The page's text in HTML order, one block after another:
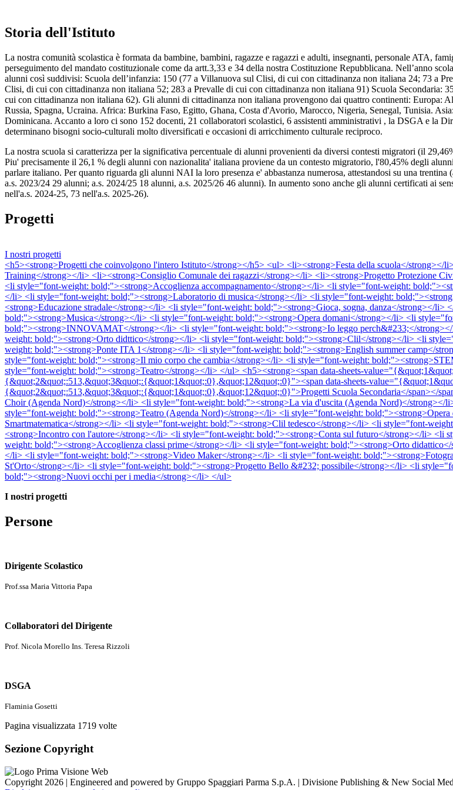
Storia dell'Istituto
La nostra comunità scolastica è formata da bambine, bambini, ragazze e ragazzi e adulti, insegnanti, personale ATA,
perseguimento del mandato costituzionale come da artt.3,33 e 34 della nostra Costituzione Repubblicana. Nell’anno
alunni così suddivisi: Scuola dell’infanzia: 150 (77 a Villanuova sul Clisi, di cui con cittadinanza non italiana 24; 73 a
Clisi, di cui con cittadinanza non italiana 52; 283 a Prevalle di cui con cittadinanza non italiana 91) Scuola
cui con cittadinanza non italiana 62). Gli alunni di cittadinanza non italiana provengono dai quattro continenti:
Russia, Spagna, Ucraina. Africa: Burkina Faso, Egitto, Ghana, Costa d'Avorio, Marocco, Nigeria, Senegal, Tunisia.
Dominicana. Accanto a loro ci sono 152 docenti, 21 collaboratori scolastici, 6 assistenti amministrativi , la DSGA e la
determinano bisogni socio-culturali molto diversificati e occasioni di arricchimento culturale reciproco.
La nostra scuola si caratterizza per la significativa percentuale di alunni provenienti da diversi contesti migratori (il
Piu' precisamente il 26,1 % degli alunni con nazionalita' italiana proviene da un contesto migratorio, l'80,45% degli
parlare italiano. Per quanto riguarda gli alunni NAI la loro presenza e' abbastanza numerosa, attestandosi su una
a.s. 2023/24 29 alunni; a.s. 2024/25 18 alunni, a.s. 2025/26 46 alunni). In aumento sono anche gli alunni certificati ai
nell'a.s. 2024-25, 73 nell'a.s. 2025-26).
Progetti
I nostri progetti
<h5><strong>Progetti che coinvolgono l'intero Istituto</strong></h5> <ul> <li><strong>Festa della scuola</
Training</strong></li> <li><strong>Consiglio Comunale dei ragazzi</strong></li> <li><strong>Progetto Protezione
<li style="font-weight: bold;"><strong>Accoglienza accompagnamento</strong></li> <li style="font-weight:
</li> <li style="font-weight: bold;"><strong>Laboratorio di musica</strong></li> <li style="font-weight:
<strong>Educazione stradale</strong></li> <li style="font-weight: bold;"><strong>Gioca, sogna, danza</strong></
bold;"><strong>Musica</strong></li> <li style="font-weight: bold;"><strong>Opera domani</strong></li> <li
bold;"><strong>INNOVAMAT</strong></li> <li style="font-weight: bold;"><strong>Io leggo perch&#233;</
weight: bold;"><strong>Orto didttico</strong></li> <li style="font-weight: bold;"><strong>Clil</strong></li> <li
weight: bold;"><strong>Ponte ITA 1</strong></li> <li style="font-weight: bold;"><strong>English summer camp</
style="font-weight: bold;"><strong>Il mio corpo che cambia</strong></li> <li style="font-weight:
style="font-weight: bold;"><strong>Teatro</strong></li> </ul> <h5><strong><span data-sheets-
{&quot;2&quot;:513,&quot;3&quot;:{&quot;1&quot;:0},&quot;12&quot;:0}"><span data-sheets-
{&quot;2&quot;:513,&quot;3&quot;:{&quot;1&quot;:0},&quot;12&quot;:0}">Progetti Scuola Secondaria</span></
Choir (Agenda Nord)</strong></li> <li style="font-weight: bold;"><strong>La via d'uscita (Agenda Nord)</
style="font-weight: bold;"><strong>Teatro (Agenda Nord)</strong></li> <li style="font-weight:
Smartmatematica</strong></li> <li style="font-weight: bold;"><strong>Clil tedesco</strong></li> <li style="font-
<strong>Incontro con l'autore</strong></li> <li style="font-weight: bold;"><strong>Conta sul futuro</strong></li>
weight: bold;"><strong>Accoglienza classi prime</strong></li> <li style="font-weight: bold;"><strong>Orto
</li> <li style="font-weight: bold;"><strong>Video Maker</strong></li> <li style="font-weight:
St'Orto</strong></li> <li style="font-weight: bold;"><strong>Progetto Bello &#232; possibile</strong></li> <li
bold;"><strong>Nuovi occhi per i media</strong></li> </ul>
I nostri progetti
Persone
Dirigente Scolastico
Prof.ssa Maria Vittoria Papa
Collaboratori del Dirigente
Prof. Nicola Morello Ins. Teresa Rizzoli
DSGA
Flaminia Gosetti
Pagina visualizzata 1719 volte
Sezione Copyright
Copyright 2026 | Engineered and powered by Gruppo Spaggiari Parma S.p.A. | Divisione Publishing & New Social